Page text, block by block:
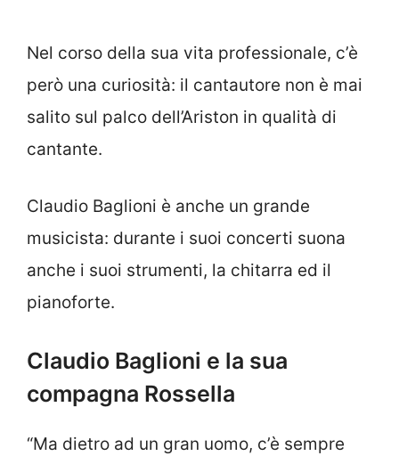
Nel corso della sua vita professionale, c’è
però una curiosità: il cantautore non è mai
salito sul palco dell’Ariston in qualità di
cantante.
Claudio Baglioni è anche un grande
musicista: durante i suoi concerti suona
anche i suoi strumenti, la chitarra ed il
pianoforte.
Claudio Baglioni e la sua
compagna Rossella
“Ma dietro ad un gran uomo, c’è sempre